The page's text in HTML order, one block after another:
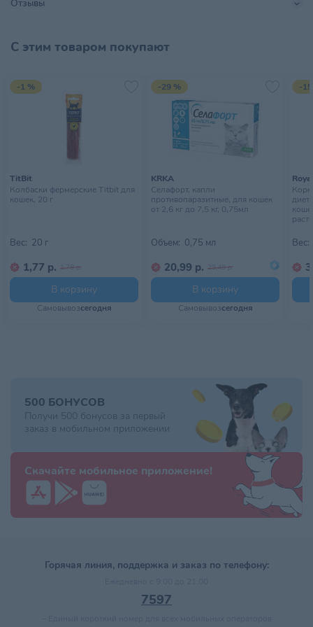
Не содержит искусственных консервантов и красителей.
Отзывы
С этим товаром покупают
-1 %
TitBit
Колбаски фермерские Titbit для
кошек, 20 г
Вес: 20 г
1,77 р. 1,79 р.
В корзину
Самовывозсегодня
-29 %
KRKA
Селафорт, капли
противопаразитные, для кошек
от 2,6 кг до 7,5 кг, 0,75мл
Объем: 0,75 мл
20,99 р. 29,49 р.
В корзину
Самовывозсегодня
-
Вес:
500 БОНУСОВ
Получи 500 бонусов за первый
заказ в мобильном приложении
Скачайте мобильное приложение!
Горячая линия, поддержка и заказ по телефону:
7597